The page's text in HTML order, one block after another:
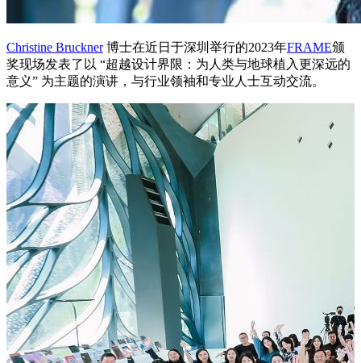
Christine Bruckner博士在近日于深圳举行的2023年FRAME颁
奖现场发表了以 “超越设计界限：为人类与地球植入更深远的
意义” 为主题的演讲，与行业领袖和专业人士互动交流。